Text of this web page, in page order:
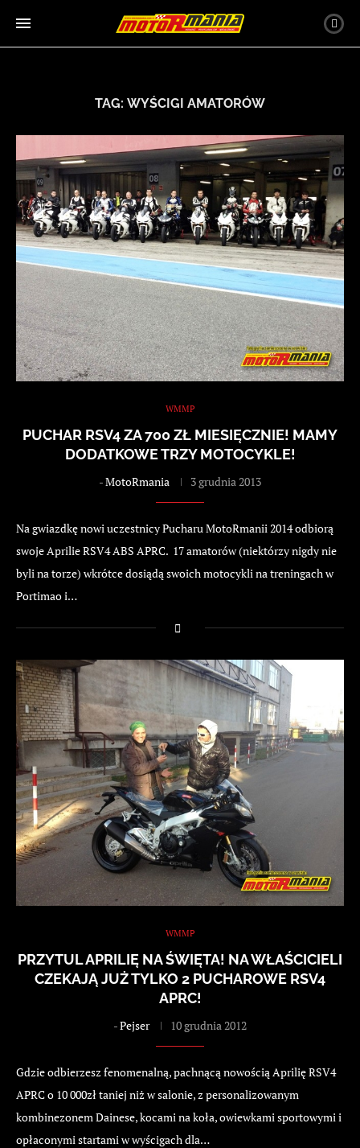
TAG: WYŚCIGI AMATORÓW
WMMP
PUCHAR RSV4 ZA 700 ZŁ MIESIĘCZNIE! MAMY
DODATKOWE TRZY MOTOCYKLE!
-MotoRmania 3 grudnia 2013
Na gwiazdkę nowi uczestnicy Pucharu MotoRmanii 2014 odbiorą
swoje Aprilie RSV4 ABS APRC. 17 amatorów (niektórzy nigdy nie
byli na torze) wkrótce dosiądą swoich motocykli na treningach w
Portimao i…
WMMP
PRZYTUL APRILIĘ NA ŚWIĘTA! NA WŁAŚCICIELI
CZEKAJĄ JUŻ TYLKO 2 PUCHAROWE RSV4
APRC!
-Pejser 10 grudnia 2012
Gdzie odbierzesz fenomenalną, pachnącą nowością Aprilię RSV4
APRC o 10 000zł taniej niż w salonie, z personalizowanym
kombinezonem Dainese, kocami na koła, owiewkami sportowymi i
opłaconymi startami w wyścigach dla…